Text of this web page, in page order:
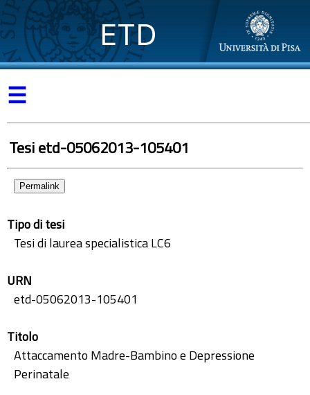
ETD
☰
Tesi etd-05062013-105401
Permalink
Tipo di tesi
Tesi di laurea specialistica LC6
URN
etd-05062013-105401
Titolo
Attaccamento Madre-Bambino e Depressione
Perinatale